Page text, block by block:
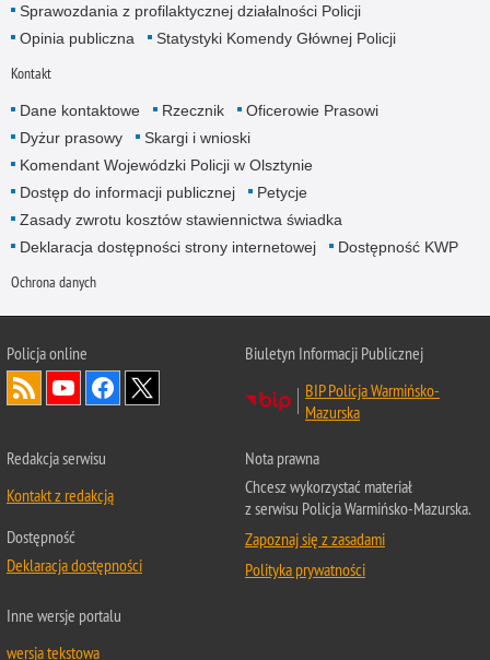
Sprawozdania z profilaktycznej działalności Policji
Opinia publiczna
Statystyki Komendy Głównej Policji
Kontakt
Dane kontaktowe Rzecznik
Oficerowie Prasowi
Dyżur prasowy
Skargi i wnioski
Komendant Wojewódzki Policji w Olsztynie
Dostęp do informacji publicznej
Petycje
Zasady zwrotu kosztów stawiennictwa świadka
Deklaracja dostępności strony internetowej
Dostępność KWP
Ochrona danych
Policja online
Biuletyn Informacji Publicznej
BIP Policja Warmińsko-
Mazurska
Redakcja serwisu
Kontakt z redakcją
Dostępność
Deklaracja dostępności
Nota prawna
Chcesz wykorzystać materiał
z serwisu Policja Warmińsko-Mazurska.
Zapoznaj się z zasadami
Polityka prywatności
Inne wersje portalu
wersja tekstowa